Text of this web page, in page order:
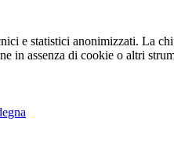
e statistici anonimizzati. La
in assenza di cookie o altri